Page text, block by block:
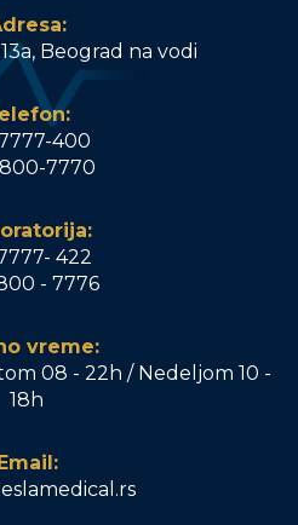
Beograd na vodi
400
7770
422
- 7776
vreme:
08 - 22h / Nedeljom 10 -
18h